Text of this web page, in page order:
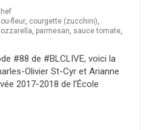
fleur, courgette (zucchini),
, parmesan, sauce tomate,
#88 de #BLCLIVE, voici la
Olivier St-Cyr et Arianne
2017-2018 de l’École